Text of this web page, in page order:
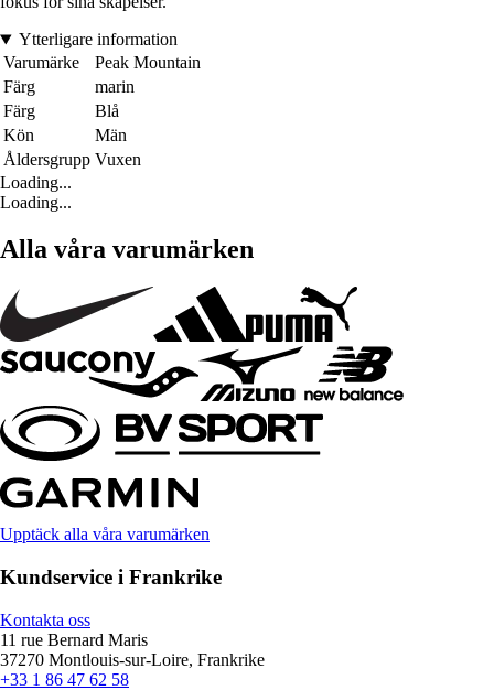
Ytterligare information
Varumärke
Peak Mountain
Färg
marin
Färg
Blå
Kön
Män
Åldersgrupp Vuxen
Loading...
Loading...
Alla våra varumärken
Upptäck alla våra varumärken
Kundservice i Frankrike
Kontakta oss
11 rue Bernard Maris
37270 Montlouis-sur-Loire, Frankrike
+33 1 86 47 62 58